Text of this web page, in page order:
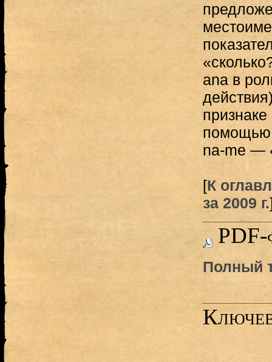
ana в
помощью
na-me —
[К
за 2009 г.
PDF-
Полный